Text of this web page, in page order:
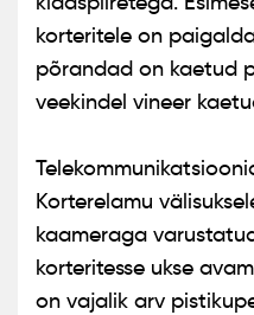
korteritele on
põrandad on kaetud
veekindel vineer
Korterelamu
kaameraga
korteritesse ukse
on vajalik arv